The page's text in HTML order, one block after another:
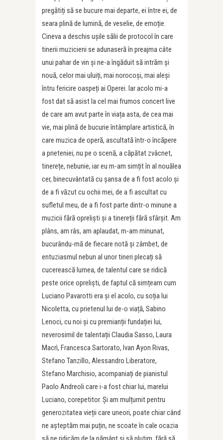
pregătiți să se bucure mai departe, ei între ei, de
seara plină de lumină, de veselie, de emoție.
Cineva a deschis ușile sălii de protocol în care
tinerii muzicieni se adunaseră în preajma câte
unui pahar de vin și ne-a îngăduit să intrăm și
nouă, celor mai uluiți, mai norocoși, mai aleși
întru fericire oaspeți ai Operei. Iar acolo mi-a
fost dat să asist la cel mai frumos concert live
de care am avut parte în viața asta, de cea mai
vie, mai plină de bucurie întâmplare artistică, în
care muzica de operă, ascultată într-o încăpere
a prieteniei, nu pe o scenă, a căpătat zvâcnet,
tinerețe, nebunie, iar eu m-am simțit în al nouălea
cer, binecuvântată cu șansa de a fi fost acolo și
de a fi văzut cu ochii mei, de a fi ascultat cu
sufletul meu, de a fi fost parte dintr-o minune a
muzicii fără opreliști și a tinereții fără sfârșit. Am
plâns, am râs, am aplaudat, m-am minunat,
bucurându-mă de fiecare notă și zâmbet, de
entuziasmul nebun al unor tineri plecați să
cucerească lumea, de talentul care se ridică
peste orice opreliști, de faptul că simțeam cum
Luciano Pavarotti era și el acolo, cu soția lui
Nicoletta, cu prietenul lui de-o viață, Sabino
Lenoci, cu noi și cu premianții fundației lui,
neverosimil de talentații Claudia Sasso, Laura
Macrì, Francesca Sartorato, Ivan Ayon Rivas,
Stefano Tanzillo, Alessandro Liberatore,
Stefano Marchisio, acompaniați de pianistul
Paolo Andreoli care i-a fost chiar lui, marelui
Luciano, corepetitor. Și am mulțumit pentru
generozitatea vieții care uneori, poate chiar când
ne așteptăm mai puțin, ne scoate în cale ocazia